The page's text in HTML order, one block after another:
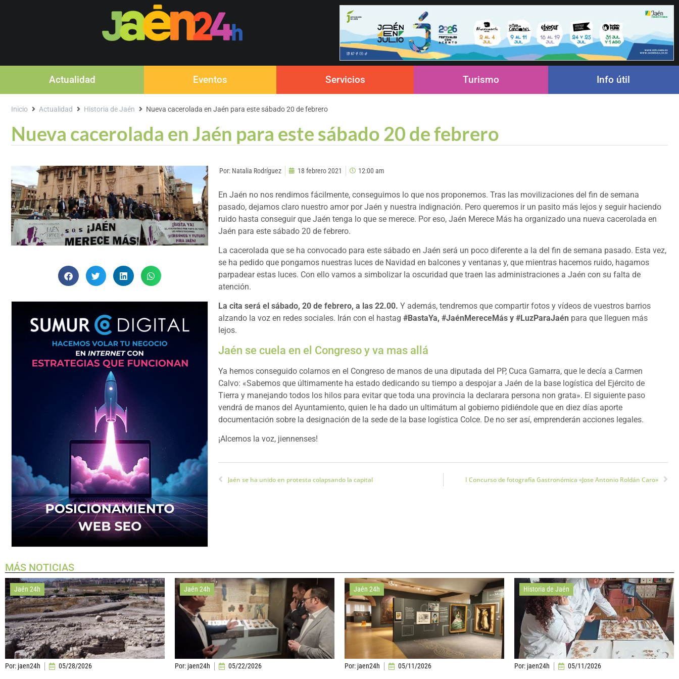
Actualidad Eventos Servicios Turismo Info útil
Nueva cacerolada en Jaén para este sábado 20 de febrero
Inicio Actualidad Historia de Jaén Nueva cacerolada en Jaén para este sábado 20 de febrero
Por: Natalia Rodríguez 18 febrero 2021 12:00 am
En Jaén no nos rendimos fácilmente, conseguimos lo que nos proponemos. Tras las movilizaciones del fin de semana
pasado, dejamos claro nuestro amor por Jaén y nuestra indignación. Pero queremos ir un pasito más lejos y seguir haciendo
ruido hasta conseguir que Jaén tenga lo que se merece. Por eso, Jaén Merece Más ha organizado una nueva cacerolada en
Jaén para este sábado 20 de febrero.
La cacerolada que se ha convocado para este sábado en Jaén será un poco diferente a la del fin de semana pasado. Esta vez,
se ha pedido que pongamos nuestras luces de Navidad en balcones y ventanas y, que mientras hacemos ruido, hagamos
parpadear estas luces. Con ello vamos a simbolizar la oscuridad que traen las administraciones a Jaén con su falta de
atención.
La cita será el sábado, 20 de febrero, a las 22.00. Y además, tendremos que compartir fotos y vídeos de vuestros barrios
alzando la voz en redes sociales. Irán con el hastag #BastaYa, #JaénMereceMás y #LuzParaJaén para que lleguen más
lejos.
Jaén se cuela en el Congreso y va mas allá
Ya hemos conseguido colarnos en el Congreso de manos de una diputada del PP, Cuca Gamarra, que le decía a Carmen
Calvo: «Sabemos que últimamente ha estado dedicando su tiempo a despojar a Jaén de la base logística del Ejército de
Tierra y manejando todos los hilos para evitar que toda una provincia la declarara persona non grata». El siguiente paso
vendrá de manos del Ayuntamiento, quien le ha dado un ultimátum al gobierno pidiéndole que en diez días aporte
documentación sobre la designación de la sede de la base logística Colce. De no ser así, emprenderán acciones legales.
¡Alcemos la voz, jiennenses!
Jaén se ha unido en protesta colapsando la capital I Concurso de fotografía Gastronómica «Jose Antonio Roldán Caro»
MÁS NOTICIAS
Jaén 24h
Por: jaen24h 05/28/2026
Jaén 24h
Por: jaen24h 05/22/2026
Jaén 24h
Por: jaen24h 05/11/2026
Historia de Jaén
Por: jaen24h 05/11/2026